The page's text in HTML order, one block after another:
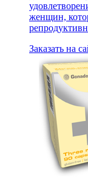
женщин,
Заказать на